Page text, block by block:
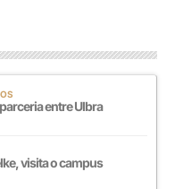
entre Ulbra
visita o campus